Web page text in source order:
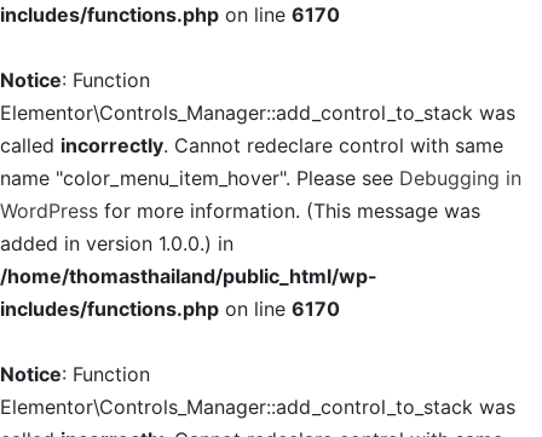
includes/functions.php on line 6170
Notice: Function
Elementor\Controls_Manager::add_control_to_stack was
called incorrectly. Cannot redeclare control with same
name "color_menu_item_hover". Please see Debugging in
WordPress for more information. (This message was
added in version 1.0.0.) in
/home/thomasthailand/public_html/wp-
includes/functions.php on line 6170
Notice: Function
Elementor\Controls_Manager::add_control_to_stack was